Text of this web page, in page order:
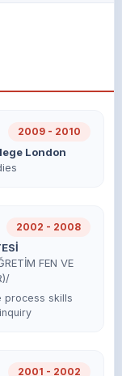
2009 - 2010
London
2002 - 2008
FEN VE
process skills
2001 - 2002